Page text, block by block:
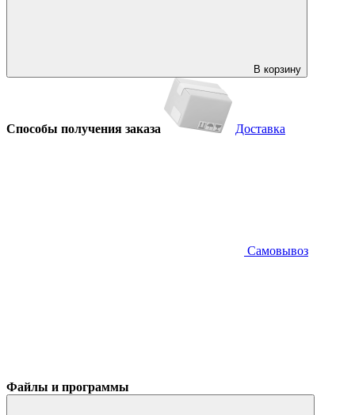
В корзину
Способы получения заказа Доставка
Самовывоз
Файлы и программы